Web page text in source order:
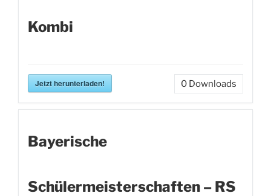
Kombi
Jetzt herunterladen! 0 Downloads
Bayerische
Schülermeisterschaften – RS